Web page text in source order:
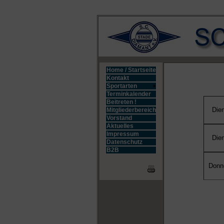
Home / Startseite
Kontakt
Sportarten
Terminkalender
Beitreten !
Mitgliederbereich
Vorstand
Aktuelles
Impressum
Datenschutz
B2B